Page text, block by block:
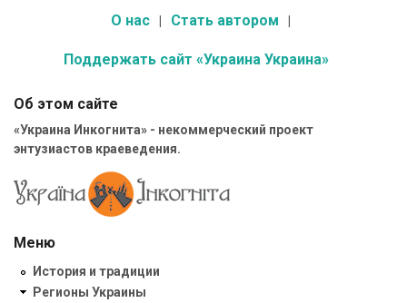
О нас Стать автором
Поддержать сайт «Украина Украина»
Об этом сайте
«Украина Инкогнита» - некоммерческий проект
энтузиастов краеведения.
Меню
История и традиции
Регионы Украины